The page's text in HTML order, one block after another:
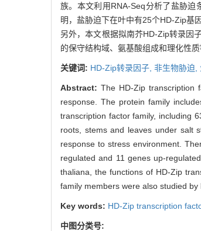
族。本文利用RNA-Seq分析了盐胁
明，盐胁迫下在叶中有25个HD-Zip基
另外，本文根据拟南芥HD-Zip转录因
的保守结构域、氨基酸组成和理化性
关键词: HD-Zip转录因子, 非生物胁迫,
Abstract:The HD-Zip transcription
response. The protein family
transcription factor family,
roots, stems and leaves under salt
response to stress environment.
regulated and 11 genes up-
thaliana, the functions of HD-Zip
family members were also studied
Key words: HD-Zip transcription
中图分类号: